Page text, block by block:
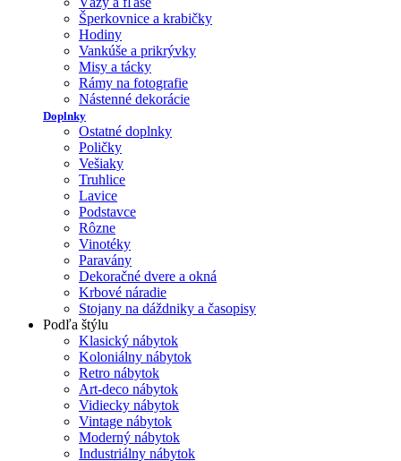
Šperkovnice a krabičky
Hodiny
Vankúše a prikrývky
Misy a tácky
Rámy na fotografie
Nástenné dekorácie
Doplnky
Ostatné doplnky
Poličky
Vešiaky
Truhlice
Lavice
Podstavce
Rôzne
Vinotéky
Paravány
Dekoračné dvere a okná
Krbové náradie
Stojany na dáždniky a časopisy
Podľa štýlu
Klasický nábytok
Koloniálny nábytok
Retro nábytok
Art-deco nábytok
Vidiecky nábytok
Vintage nábytok
Moderný nábytok
Industriálny nábytok